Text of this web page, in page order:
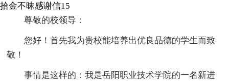
拾金不昧感谢信15
尊敬的校领导：
您好！首先我为贵校能培养出优良品德的学生而致
敬！
事情是这样的：我是岳阳职业技术学院的一名新进